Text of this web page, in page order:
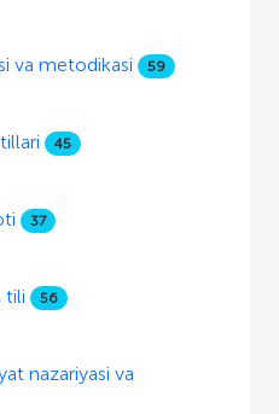
va metodikasi 59
45
37
tili 56
nazariyasi va